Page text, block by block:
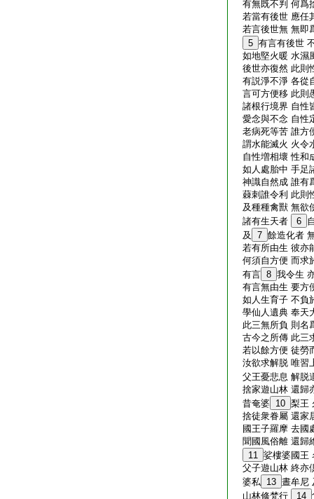
有無既不判 何爲
若當有後世 應任
若言後世無 無即
5 有言有後世
如地堅火暖 水濕
後世亦復然 此則
有説淨不淨 各從
言可方便移 此則
諸根行境界 自性
愛念與不念 自性
老病死等苦 誰方
謂水能滅火 火令
自性増相壞 性和
如人處胎中 手足
神識自然成 誰有
蕀刺誰令利 此則
及種種禽獸 無欲
諸有生天者
6
及
7 餘造化者
若有所由生 彼亦
何須自方便 而求
有言 8 我令生
有言無由生 要方
如人生育子 不負
學仙人遺典 奉天
此三無所負 則名
古今之所傳 此三
若以餘方便 徒勞
汝欲求解脱 唯習
父王憂悲息 解脱
捨家遊山林 還歸
昔奄婆 10 梨王
捨徒衆眷屬 還家
國王子羅摩 去國
聞國風俗離 還歸
11 娑樓婆國王
父子遊山林 終亦
婆私 13 晝牟尼
山林修梵行
14